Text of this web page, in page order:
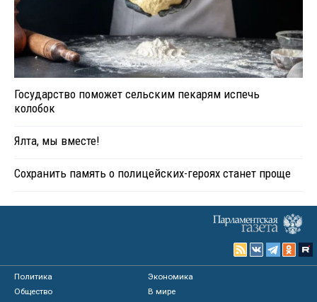
Государство поможет сельским пекарям испечь
колобок
Ялта, мы вместе!
Сохранить память о полицейских-героях станет проще
Политика
Экономика
Общество
В мире